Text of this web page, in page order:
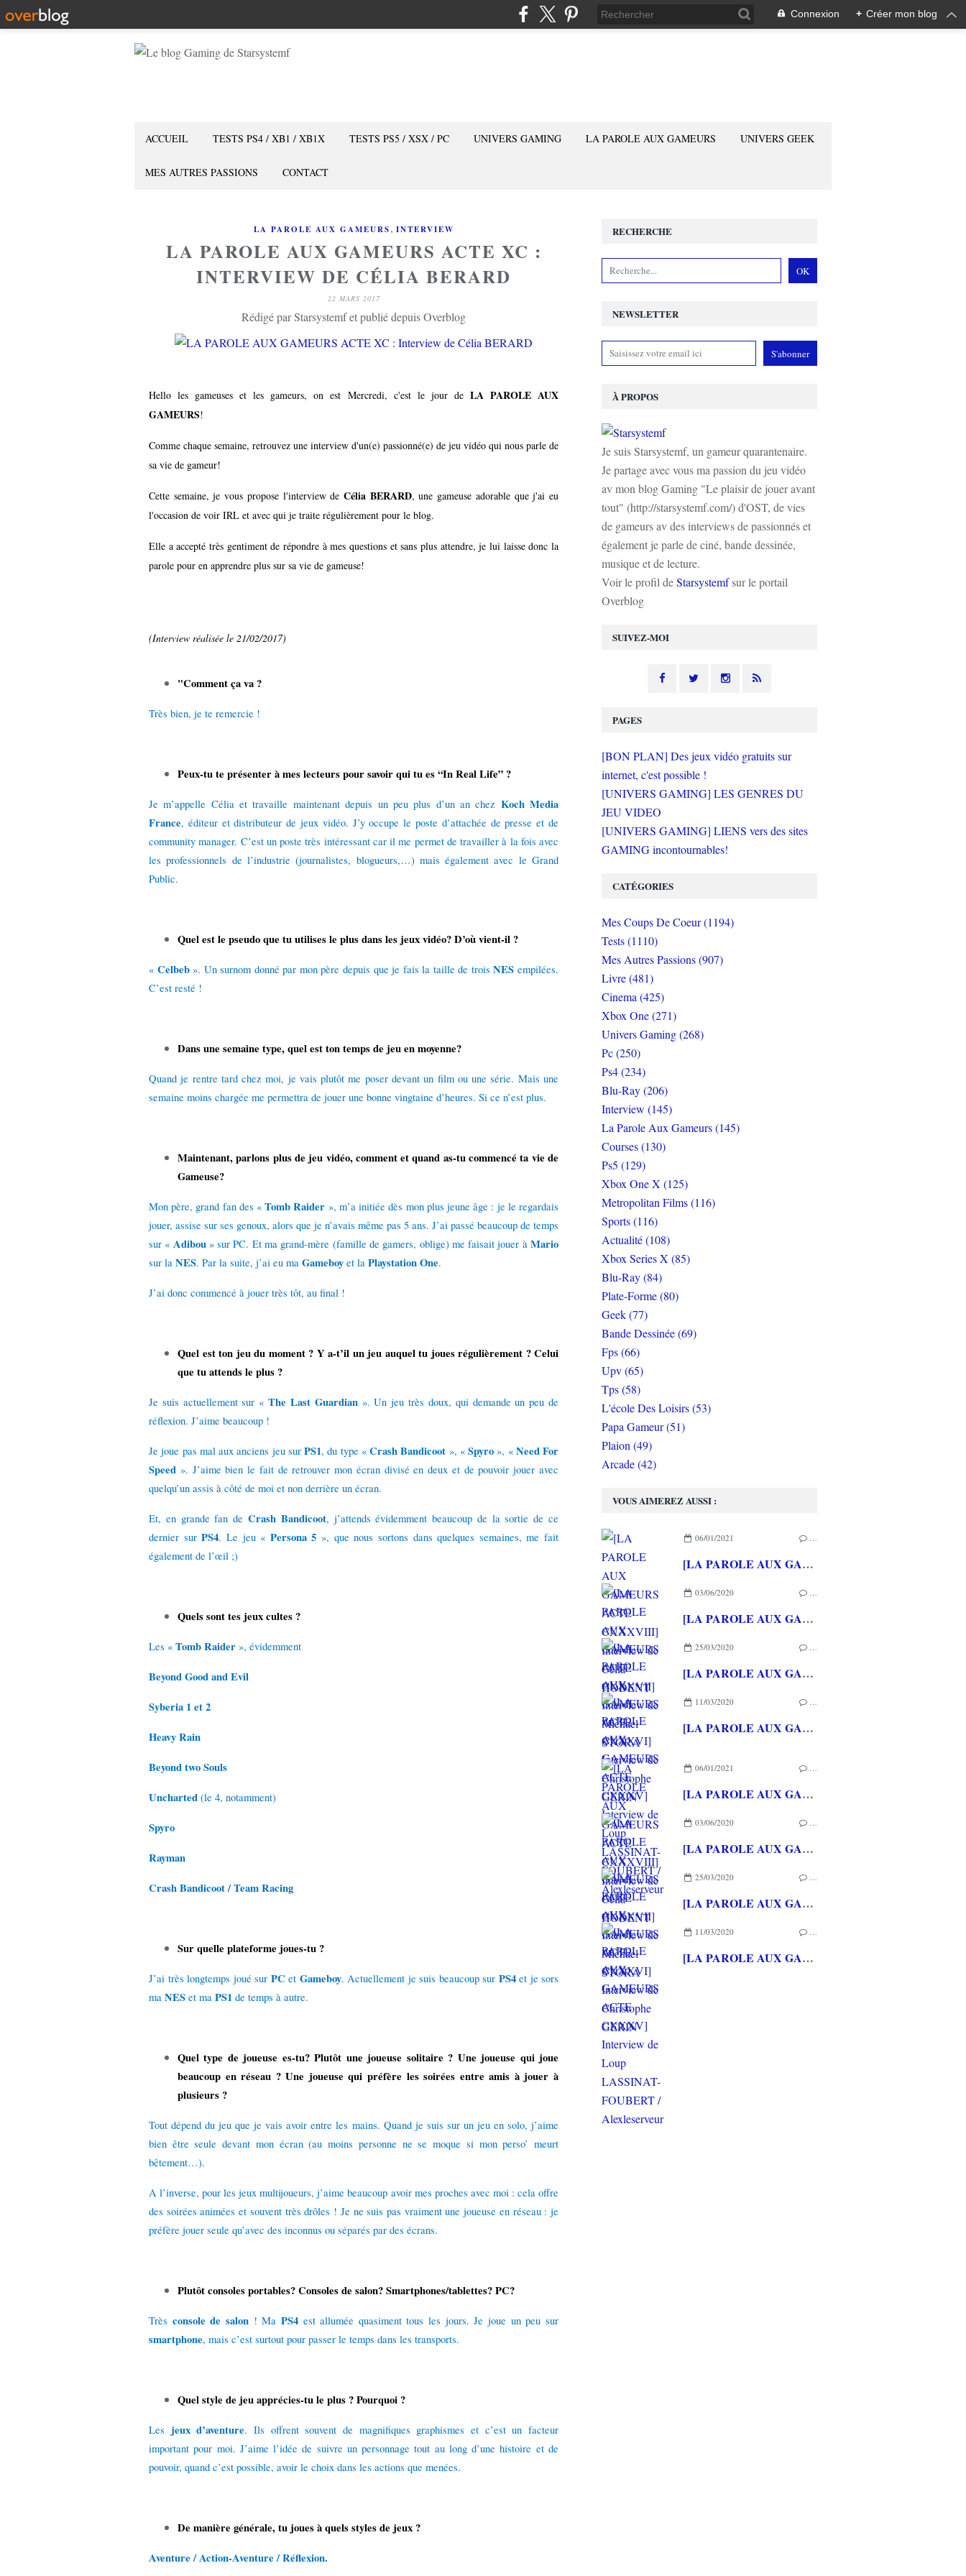
Connexion + Créer mon blog
ACCUEIL TESTS PS4 / XB1 / XB1X TESTS PS5 / XSX / PC UNIVERS GAMING LA PAROLE AUX GAMEURS UNIVERS GEEK
MES AUTRES PASSIONS CONTACT
LA PAROLE AUX GAMEURS, INTERVIEW
LA PAROLE AUX GAMEURS ACTE XC :
INTERVIEW DE CÉLIA BERARD
22 MARS 2017
Rédigé par Starsystemf et publié depuis Overblog
Hello les gameuses et les gameurs, on est Mercredi, c'est le jour de LA PAROLE AUX
GAMEURS!
Comme chaque semaine, retrouvez une interview d'un(e) passionné(e) de jeu vidéo qui nous parle de
sa vie de gameur!
Cette semaine, je vous propose l'interview de Célia BERARD, une gameuse adorable que j'ai eu
l'occasion de voir IRL et avec qui je traite régulièrement pour le blog.
Elle a accepté très gentiment de répondre à mes questions et sans plus attendre, je lui laisse donc la
parole pour en apprendre plus sur sa vie de gameuse!
(Interview réalisée le 21/02/2017)
"Comment ça va ?
Très bien, je te remercie !
Peux-tu te présenter à mes lecteurs pour savoir qui tu es “In Real Life” ?
Je m’appelle Célia et travaille maintenant depuis un peu plus d’un an chez Koch Media
France, éditeur et distributeur de jeux vidéo. J’y occupe le poste d’attachée de presse et de
community manager. C’est un poste très intéressant car il me permet de travailler à la fois avec
les professionnels de l’industrie (journalistes, blogueurs,…) mais également avec le Grand
Public.
Quel est le pseudo que tu utilises le plus dans les jeux vidéo? D’où vient-il ?
« Celbeb». Un surnom donné par mon père depuis que je fais la taille de troisNES empilées.
C’est resté !
Dans une semaine type, quel est ton temps de jeu en moyenne?
Quand je rentre tard chez moi, je vais plutôt me poser devant un film ou une série. Mais une
semaine moins chargée me permettra de jouer une bonne vingtaine d’heures. Si ce n’est plus.
Maintenant, parlons plus de jeu vidéo, comment et quand as-tu commencé ta vie de
Gameuse?
Mon père, grand fan des «Tomb Raider », m’a initiée dès mon plus jeune âge : je le regardais
jouer, assise sur ses genoux, alors que je n’avais même pas 5 ans. J’ai passé beaucoup de temps
sur « Adibou» sur PC. Et ma grand-mère (famille de gamers, oblige) me faisait jouer àMario
sur la NES. Par la suite, j’ai eu ma Gameboy et la Playstation One.
J’ai donc commencé à jouer très tôt, au final !
Quel est ton jeu du moment ? Y a-t’il un jeu auquel tu joues régulièrement ? Celui
que tu attends le plus ?
Je suis actuellement sur «The Last Guardian». Un jeu très doux, qui demande un peu de
réflexion. J’aime beaucoup !
Je joue pas mal aux anciens jeu sur PS1, du type « Crash Bandicoot », « Spyro », « Need For
Speed ». J’aime bien le fait de retrouver mon écran divisé en deux et de pouvoir jouer avec
quelqu’un assis à côté de moi et non derrière un écran.
Et, en grande fan de Crash Bandicoot, j’attends évidemment beaucoup de la sortie de ce
dernier surPS4. Le jeu « Persona 5 », que nous sortons dans quelques semaines, me fait
également de l’œil ;)
Quels sont tes jeux cultes ?
Les « Tomb Raider », évidemment
Beyond Good and Evil
Syberia 1 et 2
Heavy Rain
Beyond two Souls
Uncharted (le 4, notamment)
Spyro
Rayman
Crash Bandicoot / Team Racing
Sur quelle plateforme joues-tu ?
J’ai très longtemps joué sur PC et Gameboy. Actuellement je suis beaucoup sur PS4et je sors
ma NES et ma PS1 de temps à autre.
Quel type de joueuse es-tu? Plutôt une joueuse solitaire ? Une joueuse qui joue
beaucoup en réseau ? Une joueuse qui préfère les soirées entre amis à jouer à
plusieurs ?
Tout dépend du jeu que je vais avoir entre les mains. Quand je suis sur un jeu en solo, j’aime
bien être seule devant mon écran (au moins personne ne se moque si mon perso’ meurt
bêtement…).
A l’inverse, pour les jeux multijoueurs, j’aime beaucoup avoir mes proches avec moi : cela offre
des soirées animées et souvent très drôles ! Je ne suis pas vraiment une joueuse en réseau : je
préfère jouer seule qu’avec des inconnus ou séparés par des écrans.
Plutôt consoles portables? Consoles de salon? Smartphones/tablettes? PC?
Très console de salon! Ma PS4est allumée quasiment tous les jours. Je joue un peu sur
smartphone, mais c’est surtout pour passer le temps dans les transports.
Quel style de jeu apprécies-tu le plus ? Pourquoi ?
Les jeux d’aventure. Ils offrent souvent de magnifiques graphismes et c’est un facteur
important pour moi. J’aime l’idée de suivre un personnage tout au long d’une histoire et de
pouvoir, quand c’est possible, avoir le choix dans les actions que menées.
De manière générale, tu joues à quels styles de jeux ?
Aventure / Action-Aventure / Réflexion.
NEWSLETTER
SUIVEZ-MOI
RECHERCHE
À PROPOS
Je suis Starsystemf, un gameur quarantenaire.
Je partage avec vous ma passion du jeu vidéo
av mon blog Gaming "Le plaisir de jouer avant
tout" (http://starsystemf.com/) d'OST, de vies
de gameurs av des interviews de passionnés et
également je parle de ciné, bande dessinée,
musique et de lecture.
Voir le profil deStarsystemfsur le portail
Overblog
VOUS AIMEREZ AUSSI :
06/01/2021 …
[LA PAROLE AUX GAMEURS ACTE CXXXVIII] Interview de Célia HODENT
03/06/2020 …
[LA PAROLE AUX GAMEURS ACTE CXXXVII] Interview de Michael STORA
25/03/2020 …
[LA PAROLE AUX GAMEURS ACTE CXXXVI] Interview de Christophe GERIN
11/03/2020 …
[LA PAROLE AUX GAMEURS ACTE CXXXV] Interview de Loup LASSINAT-FOUBERT / Alexleserveur
06/01/2021 …
[LA PAROLE AUX GAMEURS ACTE CXXXVIII] Interview de Célia HODENT
03/06/2020 …
[LA PAROLE AUX GAMEURS ACTE CXXXVII] Interview de Michael STORA
25/03/2020 …
[LA PAROLE AUX GAMEURS ACTE CXXXVI] Interview de Christophe GERIN
11/03/2020 …
[LA PAROLE AUX GAMEURS ACTE CXXXV] Interview de Loup LASSINAT-FOUBERT / Alexleserveur
PAGES
[BON PLAN] Des jeux vidéo gratuits sur
internet, c'est possible !
[UNIVERS GAMING] LES GENRES DU
JEU VIDEO
[UNIVERS GAMING] LIENS vers des sites
GAMING incontournables!
CATÉGORIES
Mes Coups De Coeur (1194)
Tests (1110)
Mes Autres Passions (907)
Livre (481)
Cinema (425)
Xbox One (271)
Univers Gaming (268)
Pc (250)
Ps4 (234)
Blu-Ray (206)
Interview (145)
La Parole Aux Gameurs (145)
Courses (130)
Ps5 (129)
Xbox One X (125)
Metropolitan Films (116)
Sports (116)
Actualité (108)
Xbox Series X (85)
Blu-Ray (84)
Plate-Forme (80)
Geek (77)
Bande Dessinée (69)
Fps (66)
Upv (65)
Tps (58)
L'école Des Loisirs (53)
Papa Gameur (51)
Plaion (49)
Arcade (42)